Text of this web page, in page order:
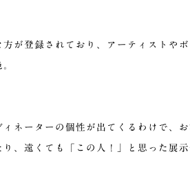
が登録されており、アーティストや
ネーターの個性が出てくるわけで、
、遠くても「この人！」と思った展示